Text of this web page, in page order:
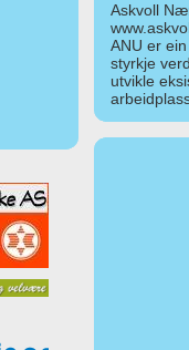
Askvoll
ANU er
styrkje
utvikle